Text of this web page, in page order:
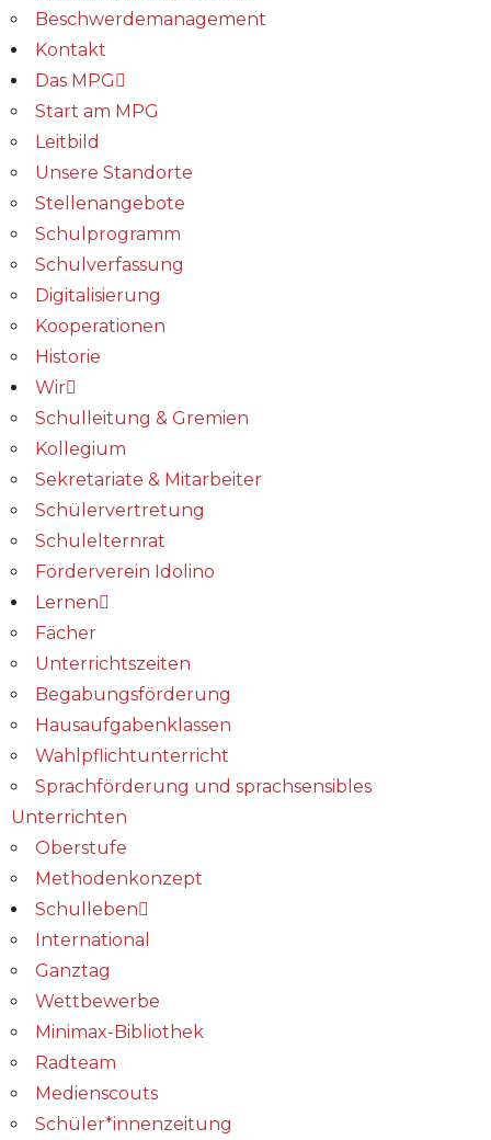
Beschwerdemanagement
Kontakt
Das MPG
Start am MPG
Leitbild
Unsere Standorte
Stellenangebote
Schulprogramm
Schulverfassung
Digitalisierung
Kooperationen
Historie
Wir
Schulleitung & Gremien
Kollegium
Sekretariate & Mitarbeiter
Schülervertretung
Schulelternrat
Förderverein Idolino
Lernen
Fächer
Unterrichtszeiten
Begabungs­förderung
Hausaufgabenklassen
Wahlpflichtunterricht
Sprachförderung und sprachsensibles
Unterrichten
Oberstufe
Methodenkonzept
Schulleben
International
Ganztag
Wettbewerbe
Minimax-Bibliothek​
Radteam
Medienscouts
Schüler*innenzeitung